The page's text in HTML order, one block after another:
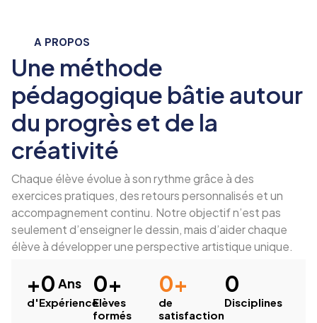
A PROPOS
Une méthode
pédagogique bâtie autour
du progrès et de la
créativité
Chaque élève évolue à son rythme grâce à des
exercices pratiques, des retours personnalisés et un
accompagnement continu. Notre objectif n’est pas
seulement d’enseigner le dessin, mais d’aider chaque
élève à développer une perspective artistique unique.
d'Expérience
+0 Ans
Elèves
formés
0+
de
satisfaction
0+
Disciplines
0